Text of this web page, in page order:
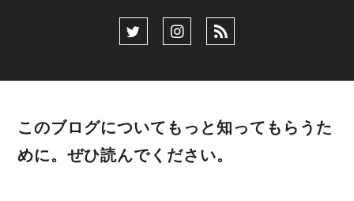
このブログについてもっと知ってもらうた
めに。ぜひ読んでください。